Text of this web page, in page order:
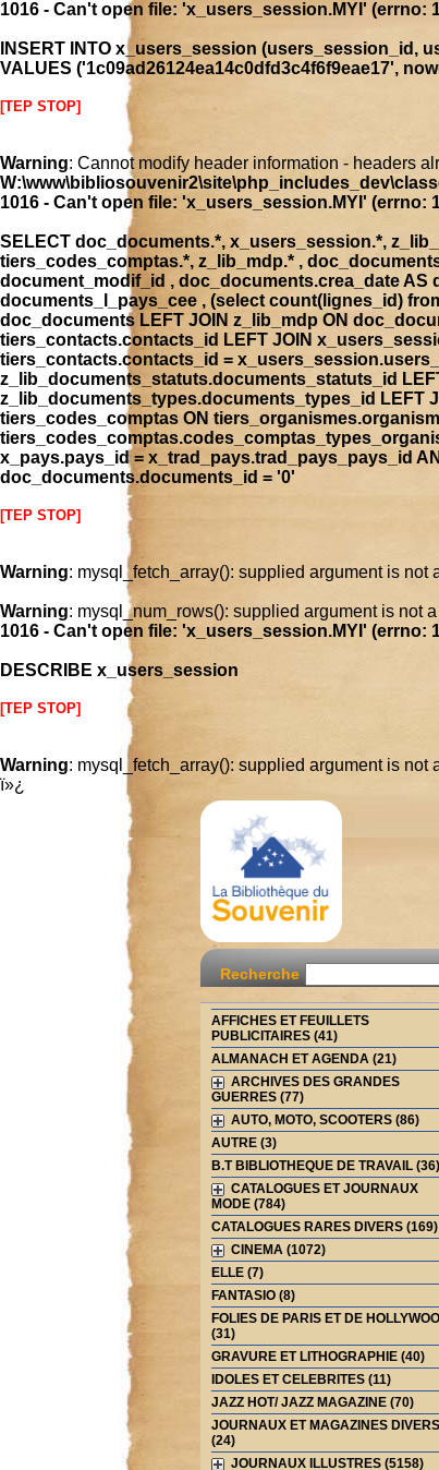
1016 - Can't open file: 'x_users_session.MYI' (errno:
INSERT INTO x_users_session
VALUES ('1c09ad26124ea14c0dfd3c4f6f9eae17',
[TEP STOP]
Warning: Cannot modify header information - headers
1016 - Can't open file: 'x_users_session.MYI' (errno:
SELECT doc_documents.*, x_users_session.*,
tiers_codes_comptas.*, z_lib_mdp.* ,
document_modif_id , doc_documents.crea_date
documents_l_pays_cee , (select count(lignes_id)
doc_documents LEFT JOIN z_lib_mdp ON
tiers_contacts.contacts_id LEFT JOIN
tiers_contacts.contacts_id =
z_lib_documents_statuts.documents_statuts_id
z_lib_documents_types.documents_types_id LEFT
tiers_codes_comptas ON
x_pays.pays_id = x_trad_pays.trad_pays_pays_id
doc_documents.documents_id = '0'
[TEP STOP]
Warning: mysql_fetch_array(): supplied argument is not
Warning: mysql_num_rows(): supplied argument is not
1016 - Can't open file: 'x_users_session.MYI' (errno:
DESCRIBE x_users_session
[TEP STOP]
Warning: mysql_fetch_array(): supplied argument is not
ï»¿
Recherche
AFFICHES ET FEUILLETS
PUBLICITAIRES (41)
ALMANACH ET AGENDA (21)
ARCHIVES DES GRANDES
GUERRES (77)
AUTO, MOTO, SCOOTERS (86)
AUTRE (3)
B.T BIBLIOTHEQUE DE TRAVAIL (36)
CATALOGUES ET JOURNAUX
MODE (784)
CATALOGUES RARES DIVERS (169)
CINEMA (1072)
ELLE (7)
FANTASIO (8)
FOLIES DE PARIS ET DE
(31)
GRAVURE ET LITHOGRAPHIE (40)
IDOLES ET CELEBRITES (11)
JAZZ HOT/ JAZZ MAGAZINE (70)
JOURNAUX ET MAGAZINES DIVERS
(24)
JOURNAUX ILLUSTRES (5158)